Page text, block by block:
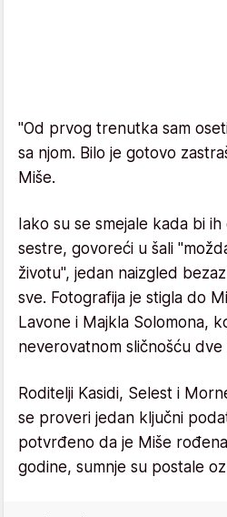
"Od prvog trenutka sam
sa njom. Bilo je gotovo
Miše.
Iako su se smejale kada bi
sestre, govoreći u šali
životu", jedan naizgled
sve. Fotografija je stigla do
Lavone i Majkla Solomona,
neverovatnom sličnošću dve
Roditelji Kasidi, Selest i
se proveri jedan ključni
potvrđeno da je Miše
godine, sumnje su postale